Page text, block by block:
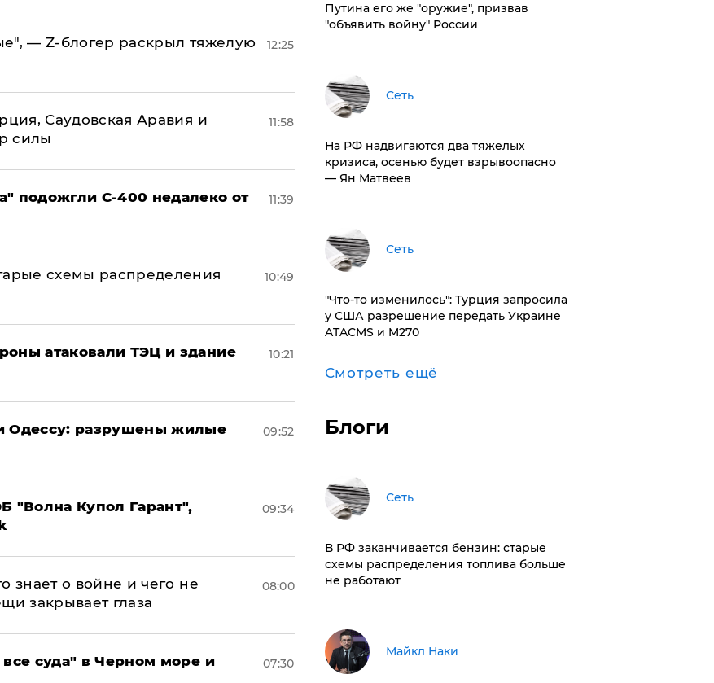
— Z-блогер раскрыл тяжелую
12:25
Саудовская Аравия и
силы
11:58
подожгли С-400 недалеко от
11:39
схемы распределения
10:49
атаковали ТЭЦ и здание
10:21
Одессу: разрушены жилые
09:52
"Волна Купол Гарант",
09:34
знает о войне и чего не
закрывает глаза
08:00
все суда" в Черном море и
07:30
Путина его же "оружие", призвав
"объявить войну" России
Сеть
На РФ надвигаются два тяжелых
кризиса, осенью будет взрывоопасно
— Ян Матвеев
Сеть
​"Что-то изменилось": Турция запросила
у США разрешение передать Украине
ATACMS и M270
Смотреть ещё
Блоги
Сеть
​В РФ заканчивается бензин: старые
схемы распределения топлива больше
не работают
Майкл Наки